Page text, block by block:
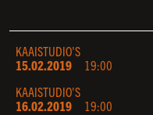
KAAISTUDIO'S
15.02.2019 19:00
KAAISTUDIO'S
16.02.2019 19:00